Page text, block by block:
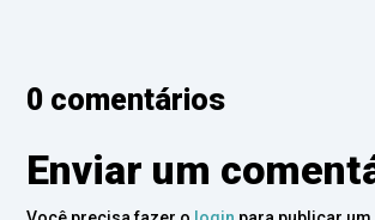
0 comentários
Enviar um